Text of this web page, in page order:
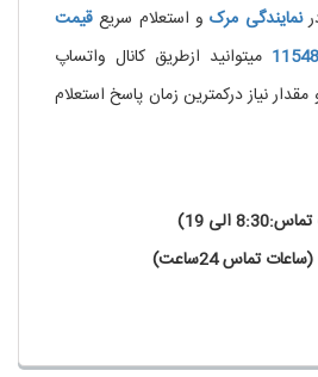
نمایندگی مرکو استعلام سریع قیمت
میتوانید ازطریق کانال واتساپ
نیاز درکمترین زمان پاسخ استعلام
الی 19)
(ساعات تماس 24ساعت)